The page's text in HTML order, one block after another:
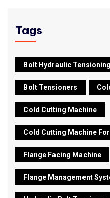
Tags
Bolt Hydraulic Tensioning
Bolt Tensioners
Cold Cutting Machine
Cold Cutting Machine
Flange Facing Machine
Flange Management